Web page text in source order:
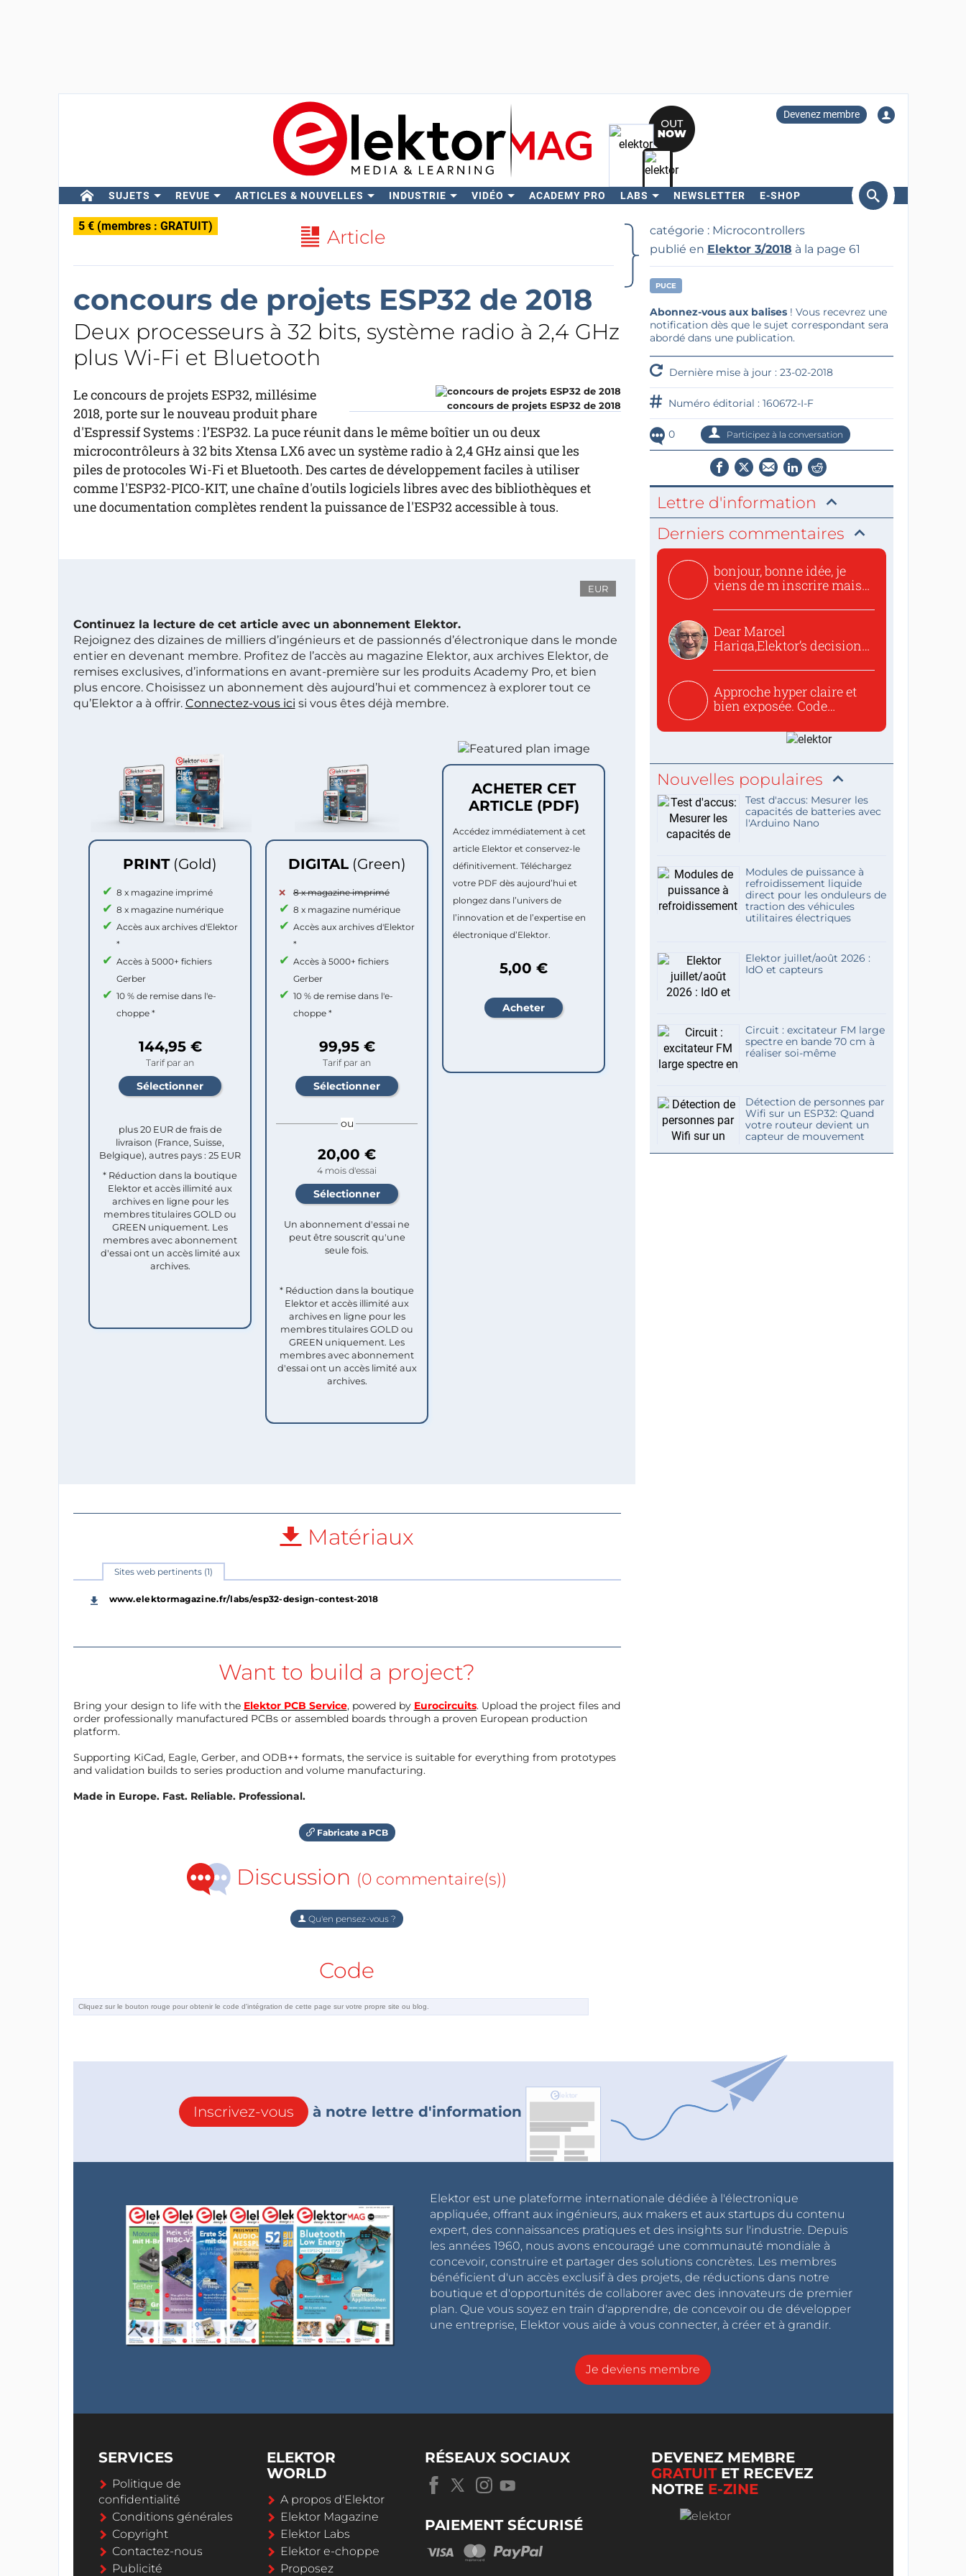
Devenez membre
SUJETS REVUE ARTICLES & NOUVELLES INDUSTRIE VIDÉO ACADEMY PRO LABS NEWSLETTER E-SHOP
Rechercher
5 € (membres : GRATUIT) Article
concours de projets ESP32 de 2018
Deux processeurs à 32 bits, système radio à 2,4 GHz
plus Wi-Fi et Bluetooth
concours de projets ESP32 de 2018
Le concours de projets ESP32, millésime
2018, porte sur le nouveau produit phare
d'Espressif Systems : l’ESP32. La puce réunit dans le même boîtier un ou deux
microcontrôleurs à 32 bits Xtensa LX6 avec un système radio à 2,4 GHz ainsi que les
piles de protocoles Wi-Fi et Bluetooth. Des cartes de développement faciles à utiliser
comme l'ESP32-PICO-KIT, une chaîne d'outils logiciels libres avec des bibliothèques et
une documentation complètes rendent la puissance de l'ESP32 accessible à tous.
EUR
Continuez la lecture de cet article avec un abonnement Elektor.
Rejoignez des dizaines de milliers d’ingénieurs et de passionnés d’électronique dans le monde
entier en devenant membre. Profitez de l’accès au magazine Elektor, aux archives Elektor, de
remises exclusives, d’informations en avant-première sur les produits Academy Pro, et bien
plus encore. Choisissez un abonnement dès aujourd’hui et commencez à explorer tout ce
qu’Elektor a à offrir. Connectez-vous ici si vous êtes déjà membre.
PRINT (Gold)
8 x magazine imprimé
8 x magazine numérique
Accès aux archives d'Elektor
*
Accès à 5000+ fichiers
Gerber
10 % de remise dans l'e-
choppe *
144,95 €
Tarif par an
plus 20 EUR de frais de
livraison (France, Suisse,
Belgique), autres pays : 25 EUR
* Réduction dans la boutique
Elektor et accès illimité aux
archives en ligne pour les
membres titulaires GOLD ou
GREEN uniquement. Les
membres avec abonnement
d'essai ont un accès limité aux
archives.
DIGITAL (Green)
8 x magazine imprimé
8 x magazine numérique
Accès aux archives d'Elektor
*
Accès à 5000+ fichiers
Gerber
10 % de remise dans l'e-
choppe *
99,95 €
Tarif par an
ou
20,00 €
4 mois d'essai
Un abonnement d'essai ne
peut être souscrit qu'une
seule fois.​
* Réduction dans la boutique
Elektor et accès illimité aux
archives en ligne pour les
membres titulaires GOLD ou
GREEN uniquement. Les
membres avec abonnement
d'essai ont un accès limité aux
archives.
ACHETER CET
ARTICLE (PDF)
Accédez immédiatement à cet
article Elektor et conservez-le
définitivement. Téléchargez
votre PDF dès aujourd’hui et
plongez dans l’univers de
l’innovation et de l’expertise en
électronique d’Elektor.
5,00 €
Matériaux
Sites web pertinents (1)
www.elektormagazine.fr/labs/esp32-design-contest-2018
Want to build a project?
Bring your design to life with the Elektor PCB Service, powered by Eurocircuits. Upload the project files and
order professionally manufactured PCBs or assembled boards through a proven European production
platform.
Supporting KiCad, Eagle, Gerber, and ODB++ formats, the service is suitable for everything from prototypes
and validation builds to series production and volume manufacturing.
Made in Europe. Fast. Reliable. Professional.
Fabricate a PCB
Discussion (0 commentaire(s))
Qu'en pensez-vous ?
Code
catégorie : Microcontrollers
publié en Elektor 3/2018 à la page 61
PUCE
Abonnez-vous aux balises! Vous recevrez une
notification dès que le sujet correspondant sera
abordé dans une publication.
Dernière mise à jour : 23-02-2018
Numéro éditorial : 160672-I-F
0 Participez à la conversation
Lettre d'information
Derniers commentaires
bonjour, bonne idée, je
viens de m inscrire mais
Dear Marcel
Hariga,Elektor’s decision
Approche hyper claire et
bien exposée. Code
Nouvelles populaires
Test d'accus: Mesurer les
capacités de batteries avec
l'Arduino Nano
Modules de puissance à
refroidissement liquide
direct pour les onduleurs de
traction des véhicules
utilitaires électriques
Elektor juillet/août 2026 :
IdO et capteurs
Circuit : excitateur FM large
spectre en bande 70 cm à
réaliser soi-même
Détection de personnes par
Wifi sur un ESP32: Quand
votre routeur devient un
capteur de mouvement
Inscrivez-vous à notre lettre d'information
Elektor est une plateforme internationale dédiée à l'électronique
appliquée, offrant aux ingénieurs, aux makers et aux startups du contenu
expert, des connaissances pratiques et des insights sur l'industrie. Depuis
les années 1960, nous avons encouragé une communauté mondiale à
concevoir, construire et partager des solutions concrètes. Les membres
bénéficient d'un accès exclusif à des projets, de réductions dans notre
boutique et d'opportunités de collaborer avec des innovateurs de premier
plan. Que vous soyez en train d'apprendre, de concevoir ou de développer
une entreprise, Elektor vous aide à vous connecter, à créer et à grandir.
Je deviens membre
SERVICES
Politique de
confidentialité
Conditions générales
Copyright
Contactez-nous
Publicité
ELEKTOR
WORLD
A propos d'Elektor
Elektor Magazine
Elektor Labs
Elektor e-choppe
Proposez
RÉSEAUX SOCIAUX
PAIEMENT SÉCURISÉ
DEVENEZ MEMBRE
GRATUITET RECEVEZ
NOTRE E-ZINE